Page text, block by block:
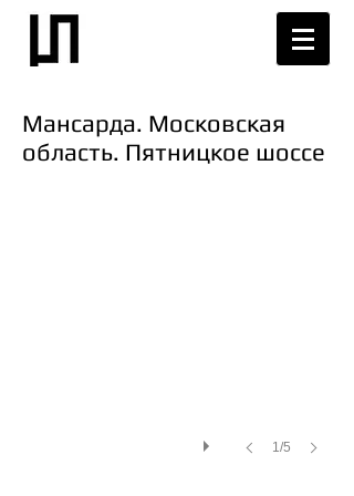
Мансарда. Московская
область. Пятницкое шоссе
1/5